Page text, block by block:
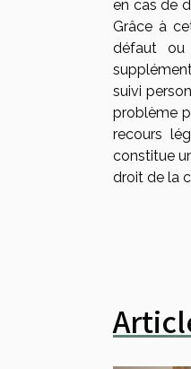
en cas de
Grâce à
défaut ou
suivi
problème
recours
constitue
droit de la